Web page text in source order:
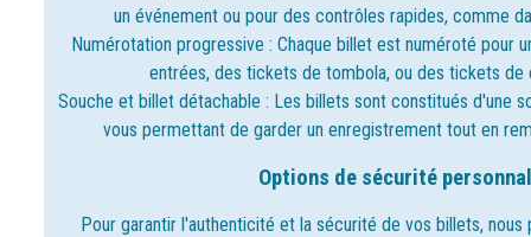
un événement ou pour des contrôles rapides, comme
Numérotation progressive : Chaque billet est numéroté pour
entrées, des tickets de tombola, ou des tickets de
Souche et billet détachable : Les billets sont constitués d'une
vous permettant de garder un enregistrement tout en
Options de sécurité
Pour garantir l'authenticité et la sécurité de vos billets, nous